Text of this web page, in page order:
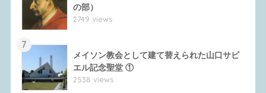
の部）
2749 views
7
メイソン教会として建て替えられた山口サビ
エル記念聖堂 ①
2538 views